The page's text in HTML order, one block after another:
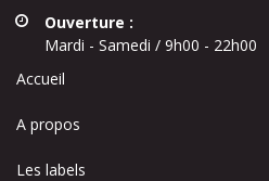
Ouverture :
Mardi - Samedi / 9h00 - 22h00
Accueil
A propos
Les labels